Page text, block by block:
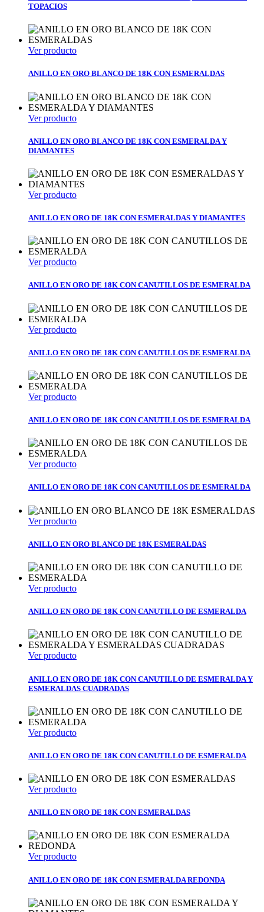
TOPACIOS
Ver producto
ANILLO EN ORO BLANCO DE 18K CON ESMERALDAS
Ver producto
ANILLO EN ORO BLANCO DE 18K CON ESMERALDA Y
DIAMANTES
Ver producto
ANILLO EN ORO DE 18K CON ESMERALDAS Y DIAMANTES
Ver producto
ANILLO EN ORO DE 18K CON CANUTILLOS DE ESMERALDA
Ver producto
ANILLO EN ORO DE 18K CON CANUTILLOS DE ESMERALDA
Ver producto
ANILLO EN ORO DE 18K CON CANUTILLOS DE ESMERALDA
Ver producto
ANILLO EN ORO DE 18K CON CANUTILLOS DE ESMERALDA
Ver producto
ANILLO EN ORO BLANCO DE 18K ESMERALDAS
Ver producto
ANILLO EN ORO DE 18K CON CANUTILLO DE ESMERALDA
Ver producto
ANILLO EN ORO DE 18K CON CANUTILLO DE ESMERALDA Y
ESMERALDAS CUADRADAS
Ver producto
ANILLO EN ORO DE 18K CON CANUTILLO DE ESMERALDA
Ver producto
ANILLO EN ORO DE 18K CON ESMERALDAS
Ver producto
ANILLO EN ORO DE 18K CON ESMERALDA REDONDA